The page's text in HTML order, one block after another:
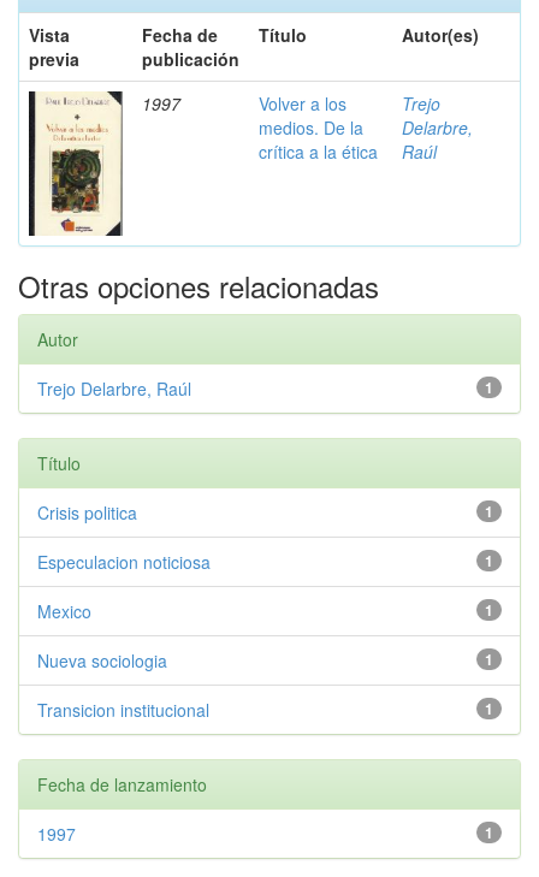
Vista
previa
Fecha de
publicación
Título Autor(es)
1997
Volver a los
medios. De la
crítica a la ética
Trejo
Delarbre,
Raúl
Otras opciones relacionadas
Autor
1
Trejo Delarbre, Raúl
Título
1
Crisis politica
1
Especulacion noticiosa
1
Mexico
1
Nueva sociologia
1
Transicion institucional
Fecha de lanzamiento
1
1997